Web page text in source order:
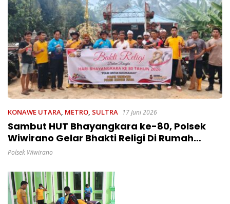
KONAWE UTARA, METRO, SULTRA 17 Juni 2026
Sambut HUT Bhayangkara ke-80, Polsek
Wiwirano Gelar Bhakti Religi Di Rumah
Ibadah Dan Balai Adat Di Landawe
Polsek Wiwirano